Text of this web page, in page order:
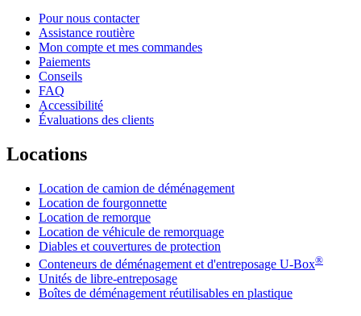
Pour nous contacter
Assistance routière
Mon compte et mes commandes
Paiements
Conseils
FAQ
Accessibilité
Évaluations des clients
Locations
Location de camion de déménagement
Location de fourgonnette
Location de remorque
Location de véhicule de remorquage
Diables et couvertures de protection
Conteneurs de déménagement et d'entreposage U-Box®
Unités de libre-entreposage
Boîtes de déménagement réutilisables en plastique